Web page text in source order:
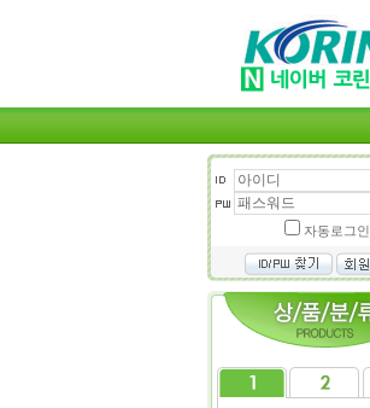
자동로그인